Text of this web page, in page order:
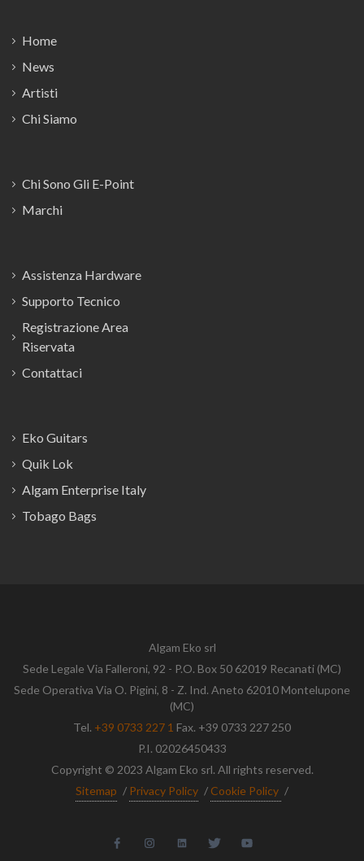
Home
News
Artisti
Chi Siamo
Chi Sono Gli E-Point
Marchi
Assistenza Hardware
Supporto Tecnico
Registrazione Area
Riservata
Contattaci
Eko Guitars
Quik Lok
Algam Enterprise Italy
Tobago Bags
Algam Eko srl
Sede Legale Via Falleroni, 92 - P.O. Box 50 62019 Recanati (MC)
Sede Operativa Via O. Pigini, 8 - Z. Ind. Aneto 62010 Montelupone
(MC)
Tel. +39 0733 227 1 Fax. +39 0733 227 250
P.I. 02026450433
Copyright © 2023 Algam Eko srl. All rights reserved.
Sitemap / Privacy Policy / Cookie Policy /